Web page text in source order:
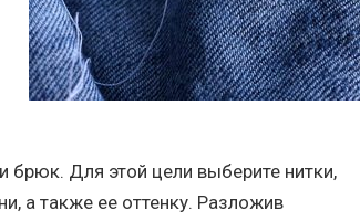
брюк. Для этой цели выберите нитки,
а также ее оттенку. Разложив